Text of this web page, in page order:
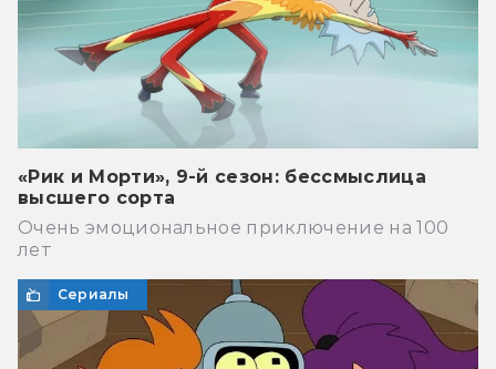
«Рик и Морти», 9-й сезон: бессмыслица
высшего сорта
Очень эмоциональное приключение на 100
лет
Сериалы